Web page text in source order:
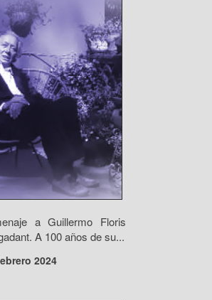
a Guillermo Floris
A 100 años de su...
2024